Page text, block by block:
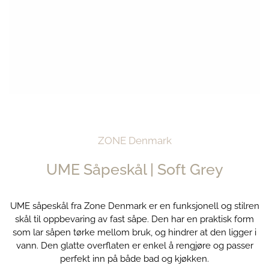
ZONE Denmark
UME Såpeskål | Soft Grey
UME såpeskål fra Zone Denmark er en funksjonell og stilren
skål til oppbevaring av fast såpe. Den har en praktisk form
som lar såpen tørke mellom bruk, og hindrer at den ligger i
vann. Den glatte overflaten er enkel å rengjøre og passer
perfekt inn på både bad og kjøkken.